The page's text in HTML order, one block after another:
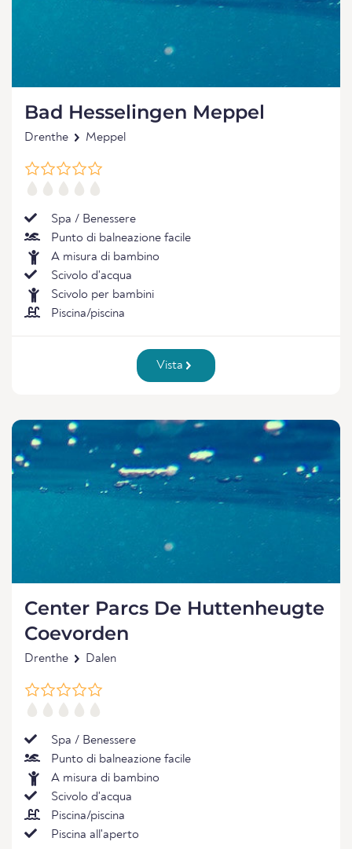
Bad Hesselingen Meppel
Drenthe Meppel
Spa / Benessere
Punto di balneazione facile
A misura di bambino
Scivolo d'acqua
Scivolo per bambini
Piscina/piscina
Vista
Center Parcs De Huttenheugte
Coevorden
Drenthe Dalen
Spa / Benessere
Punto di balneazione facile
A misura di bambino
Scivolo d'acqua
Piscina/piscina
Piscina all'aperto